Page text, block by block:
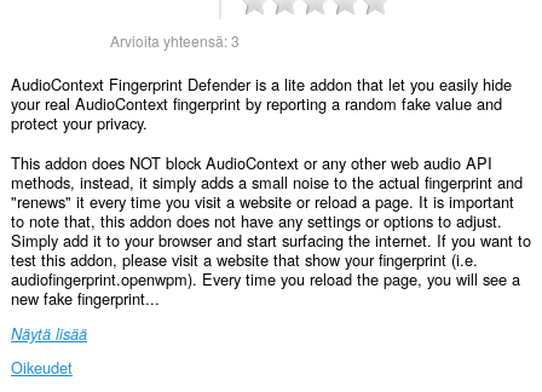
Arvioita yhteensä:3
AudioContext Fingerprint Defender is a lite addon that let you easily hide
your real AudioContext fingerprint by reporting a random fake value and
protect your privacy.
This addon does NOT block AudioContext or any other web audio API
methods, instead, it simply adds a small noise to the actual fingerprint and
"renews" it every time you visit a website or reload a page. It is important
to note that, this addon does not have any settings or options to adjust.
Simply add it to your browser and start surfacing the internet. If you want to
test this addon, please visit a website that show your fingerprint (i.e.
audiofingerprint.openwpm). Every time you reload the page, you will see a
new fake fingerprint...
Näytä lisää
Oikeudet